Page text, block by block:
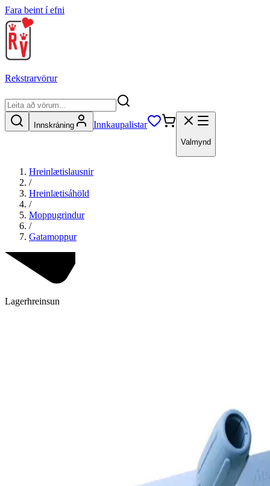
Fara beint í efni
Rekstrarvörur
Innskráning Innkaupalistar
Valmynd
Hreinlætislausnir
/
Hreinlætisáhöld
/
Moppugrindur
/
Gatamoppur
Lagerhreinsun